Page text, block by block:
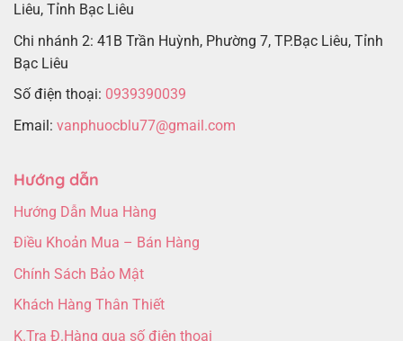
Liêu, Tỉnh Bạc Liêu
Chi nhánh 2: 41B Trần Huỳnh, Phường 7, TP.Bạc Liêu, Tỉnh
Bạc Liêu
Số điện thoại: 0939390039
Email: vanphuocblu77@gmail.com
Hướng dẫn
Hướng Dẫn Mua Hàng
Điều Khoản Mua – Bán Hàng
Chính Sách Bảo Mật
Khách Hàng Thân Thiết
K.Tra Đ.Hàng qua số điện thoại